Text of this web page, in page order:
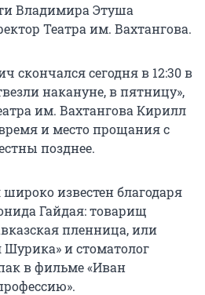
Владимира Этуша
Театра им. Вахтангова.
скончался сегодня в 12:30 в
накануне, в пятницу»,
им. Вахтангова Кирилл
и место прощания с
позднее.
известен благодаря
Гайдая: товарищ
пленница, или
и стоматолог
в фильме «Иван